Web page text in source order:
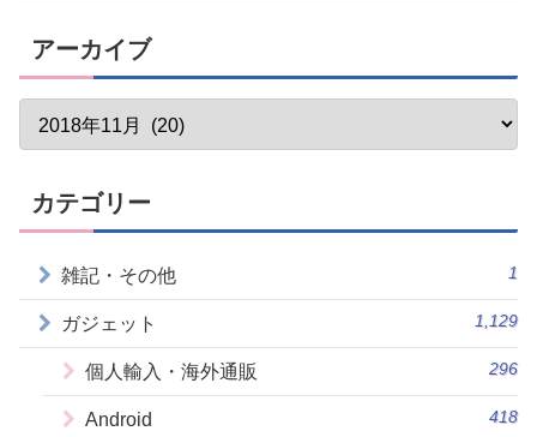
アーカイブ
カテゴリー
雑記・その他 1
ガジェット 1,129
個人輸入・海外通販 296
Android 418